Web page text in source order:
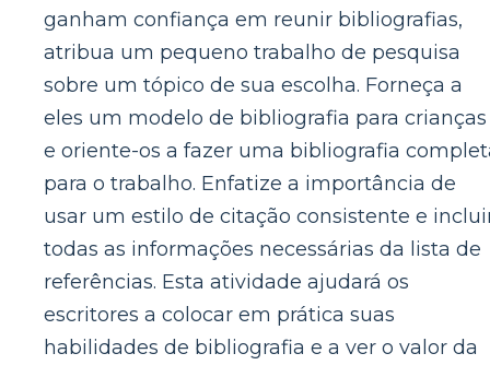
ganham confiança em reunir bibliografias,
atribua um pequeno trabalho de pesquisa
sobre um tópico de sua escolha. Forneça a
eles um modelo de bibliografia para crianças
e oriente-os a fazer uma bibliografia
para o trabalho. Enfatize a importância de
usar um estilo de citação consistente e
todas as informações necessárias da lista de
referências. Esta atividade ajudará os
escritores a colocar em prática suas
habilidades de bibliografia e a ver o valor da